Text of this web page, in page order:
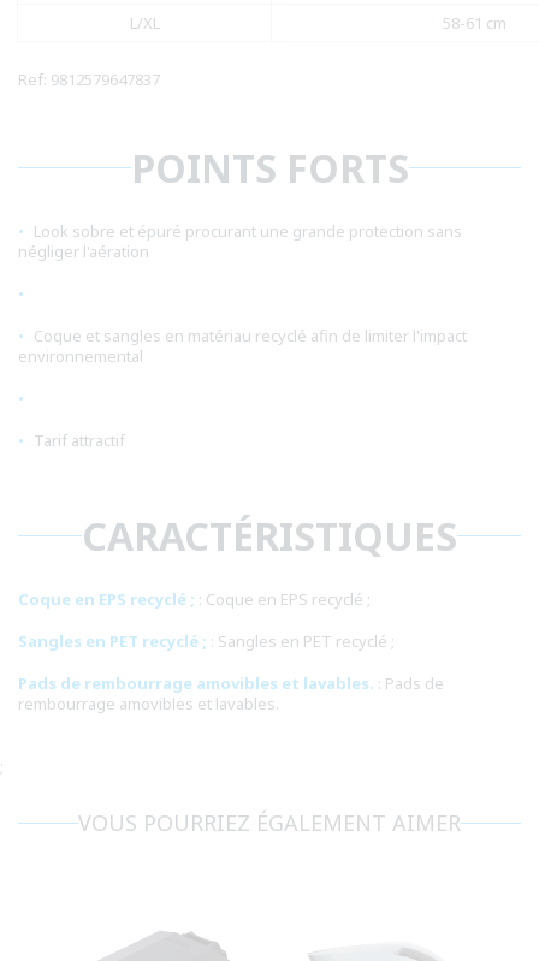
L/XL
58-61 cm
Ref: 9812579647837
POINTS FORTS
Look sobre et épuré procurant une grande protection sans
négliger l'aération
Coque et sangles en matériau recyclé afin de limiter l'impact
environnemental
Tarif attractif
CARACTÉRISTIQUES
Coque en EPS recyclé ; : Coque en EPS recyclé ;
Sangles en PET recyclé ; : Sangles en PET recyclé ;
Pads de rembourrage amovibles et lavables. : Pads de
rembourrage amovibles et lavables.
;
VOUS POURRIEZ ÉGALEMENT AIMER